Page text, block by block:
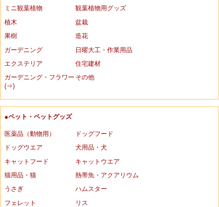
ミニ観葉植物
観葉植物用グッズ
植木
盆栽
果樹
造花
ガーデニング
日曜大工・作業用品
エクステリア
住宅建材
ガーデニング・フラワー
(⇒)
その他
●ペット・ペットグッズ
医薬品（動物用）
ドッグフード
ドッグウエア
犬用品・犬
キャットフード
キャットウエア
猫用品・猫
熱帯魚・アクアリウム
うさぎ
ハムスター
フェレット
リス